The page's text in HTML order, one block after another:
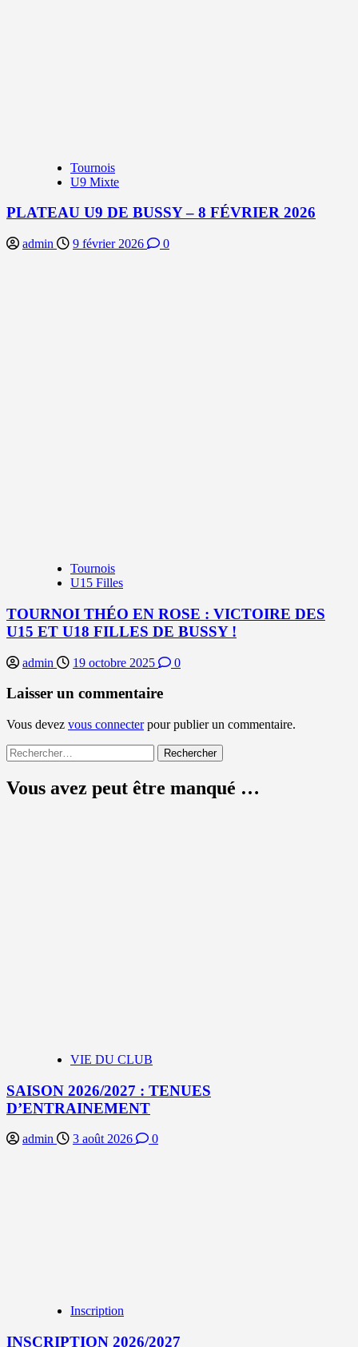
Tournois
U9 Mixte
PLATEAU U9 DE BUSSY – 8 FÉVRIER 2026
admin 9 février 2026 0
Tournois
U15 Filles
TOURNOI THÉO EN ROSE : VICTOIRE DES
U15 ET U18 FILLES DE BUSSY !
admin 19 octobre 2025 0
Laisser un commentaire
Vous devez vous connecterpour publier un commentaire.
Rechercher :
Vous avez peut être manqué …
VIE DU CLUB
SAISON 2026/2027 : TENUES
D’ENTRAINEMENT
admin 3 août 2026 0
Inscription
INSCRIPTION 2026/2027